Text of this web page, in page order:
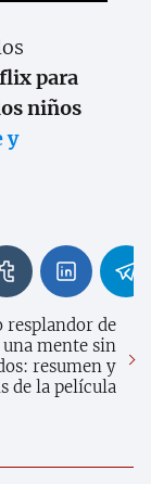
para
niños
y
resplandor de
una mente sin
resumen y
de la película